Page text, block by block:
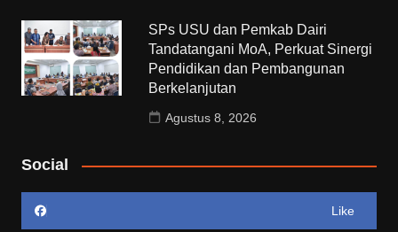
SPs USU dan Pemkab Dairi
Tandatangani MoA, Perkuat Sinergi
Pendidikan dan Pembangunan
Berkelanjutan
Agustus 8, 2026
Social
Like